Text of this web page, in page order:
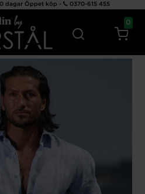
0
dagar Öppet köp - 0370-615 455